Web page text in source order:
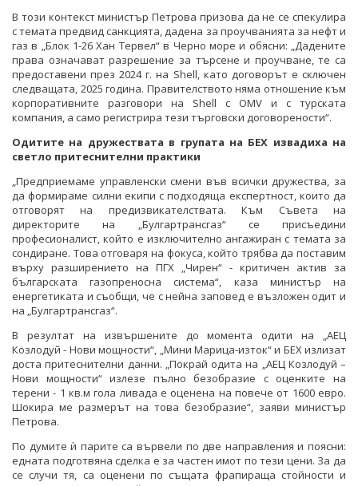
В този контекст министър Петрова призова да не се спекулира
с темата предвид санкцията, дадена за проучванията за нефт и
газ в „Блок 1-26 Хан Тервел“ в Черно море и обясни: „Дадените
права означават разрешение за търсене и проучване, те са
предоставени през 2024 г. на Shell, като договорът е сключен
следващата, 2025 година. Правителството няма отношение към
корпоративните разговори на Shell с OMV и с турската
компания, а само регистрира тези търговски договорености“.
Одитите на дружествата в групата на БЕХ извадиха на
светло притеснителни практики
„Предприемаме управленски смени във всички дружества, за
да формираме силни екипи с подходяща експертност, които да
отговорят на предизвикателствата. Към Съвета на
директорите на „Булгартрансгаз“ се присъедини
професионалист, който е изключително ангажиран с темата за
сондиране. Това отговаря на фокуса, който трябва да поставим
върху разширението на ПГХ „Чирен“ - критичен актив за
българската газопреносна система“, каза министър на
енергетиката и съобщи, че с нейна заповед е възложен одит и
на „Булгартрансгаз“.
В резултат на извършените до момента одити на „АЕЦ
Козлодуй - Нови мощности“, „Мини Марица-изток“ и БЕХ излизат
доста притеснителни данни. „Покрай одита на „АЕЦ Козлодуй –
Нови мощности“ излезе пълно безобразие с оценките на
терени - 1 кв.м гола ливада е оценена на повече от 1600 евро.
Шокира ме размерът на това безобразие“, заяви министър
Петрова.
По думите ѝ парите са вървели по две направления и поясни:
едната подготвяна сделка е за частен имот по тези цени. За да
се случи тя, са оценени по същата фрапираща стойности и